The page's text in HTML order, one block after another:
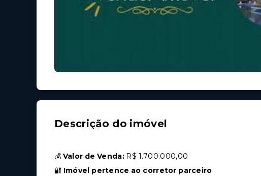
Descrição do imóvel
💰 Valor de Venda:R$ 1.700.000,00
🔐 Imóvel pertence ao corretor parceiro